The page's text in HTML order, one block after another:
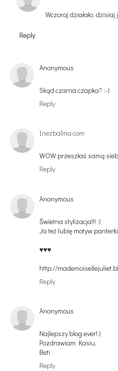
Wczoraj działało, dzisiaj
Reply
Anonymous
Skąd czarna czapka? :-)
Reply
Inezbalina.com
WOW przeszłaś samą
Reply
Anonymous
Świetna stylizacja!!! :)
Ja też lubię motyw
♥♥♥
http://
Reply
Anonymous
Najlepszy blog ever!:)
Pozdrawiam Kasiu,
Beti
Reply